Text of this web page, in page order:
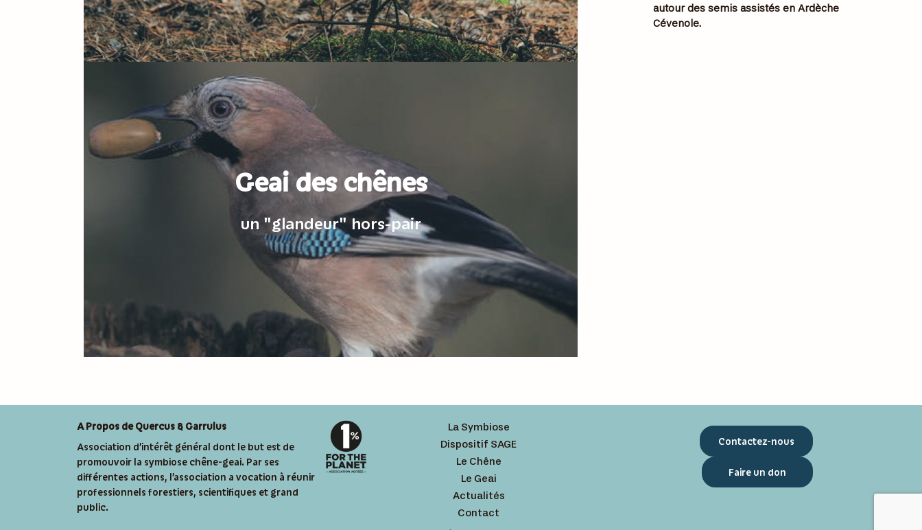
Geai des chênes
un "glandeur" hors-pair
autour des semis assistés en Ardèche
Cévenole.
A Propos de Quercus & Garrulus
Association d’intérêt général dont le but est de
promouvoir la symbiose chêne-geai. Par ses
différentes actions, l’association a vocation à réunir
professionnels forestiers, scientifiques et grand
public.
La Symbiose
Dispositif SAGE
Le Chêne
Le Geai
Actualités
Contact
Contactez-nous
Faire un don